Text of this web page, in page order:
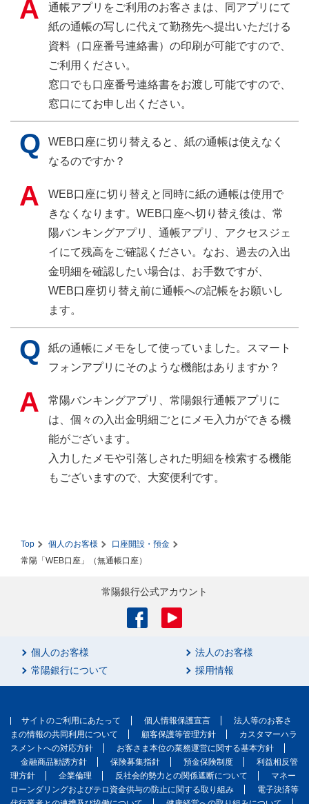
通帳アプリをご利用のお客さまは、同アプリにて
紙の通帳の写しに代えて勤務先へ提出いただける
資料（口座番号連絡書）の印刷が可能ですので、
ご利用ください。
窓口でも口座番号連絡書をお渡し可能ですので、
窓口にてお申し出ください。
WEB口座に切り替えると、紙の通帳は使えなく
なるのですか？
WEB口座に切り替えと同時に紙の通帳は使用で
きなくなります。WEB口座へ切り替え後は、常
陽バンキングアプリ、通帳アプリ、アクセスジェ
イにて残高をご確認ください。なお、過去の入出
金明細を確認したい場合は、お手数ですが、
WEB口座切り替え前に通帳への記帳をお願いし
ます。
紙の通帳にメモをして使っていました。スマート
フォンアプリにそのような機能はありますか？
常陽バンキングアプリ、常陽銀行通帳アプリに
は、個々の入出金明細ごとにメモ入力ができる機
能がございます。
入力したメモや引落しされた明細を検索する機能
もございますので、大変便利です。
Top 個人のお客様
口座開設・預金
常陽「WEB口座」（無通帳口座）
個人のお客様
法人のお客様
常陽銀行について
採用情報
常陽銀行公式アカウント
サイトのご利用にあたって 個人情報保護宣言
法人等のお客さ
まの情報の共同利用について
顧客保護等管理方針
カスタマーハラ
スメントへの対応方針
お客さま本位の業務運営に関する基本方針
金融商品勧誘方針
保険募集指針 預金保険制度
利益相反管
理方針
企業倫理 反社会的勢力との関係遮断について
マネー
ローンダリングおよびテロ資金供与の防止に関する取り組み
電子決済等